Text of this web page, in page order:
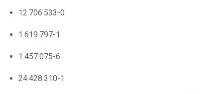
12.706.533-0
1.619.797-1
1.457.075-6
24.428.310-1